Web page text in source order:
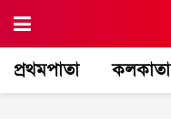
প্রথমপাতা কলকাতা